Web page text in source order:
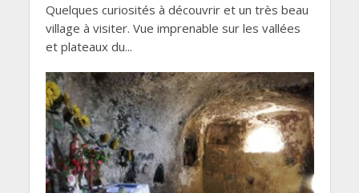
Quelques curiosités à découvrir et un très beau
village à visiter. Vue imprenable sur les vallées
et plateaux du...